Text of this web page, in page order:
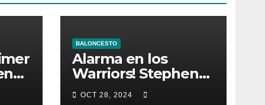
BALONCESTO
Alarma en los
Warriors! Stephen
Curry, lesionado
OCT 28, 2024